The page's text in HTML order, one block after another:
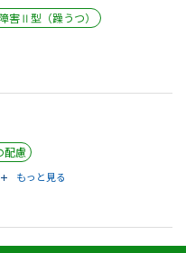
害Ⅱ型（躁うつ）
配慮
もっと見る